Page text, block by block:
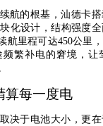
续航的根基，汕德卡
化设计，结构强度全
航里程可达450公里
频繁补电的窘境，让
算每一度电
决于电池大小，更